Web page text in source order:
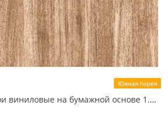
Южная Корея
88339-3 Mustang Обои виниловые на бумажной основе 1.06*15.6